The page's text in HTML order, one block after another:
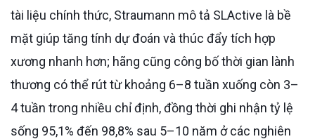
tài liệu chính thức, Straumann mô tả SLActive là bề
mặt giúp tăng tính dự đoán và thúc đẩy tích hợp
xương nhanh hơn; hãng cũng công bố thời gian lành
thương có thể rút từ khoảng 6–8 tuần xuống còn 3–
4 tuần trong nhiều chỉ định, đồng thời ghi nhận tỷ lệ
sống 95,1% đến 98,8% sau 5–10 năm ở các nghiên